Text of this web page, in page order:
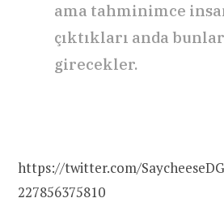
ama tahminimce
çıktıkları anda
girecekler.
https://twitter.com/
227856375810